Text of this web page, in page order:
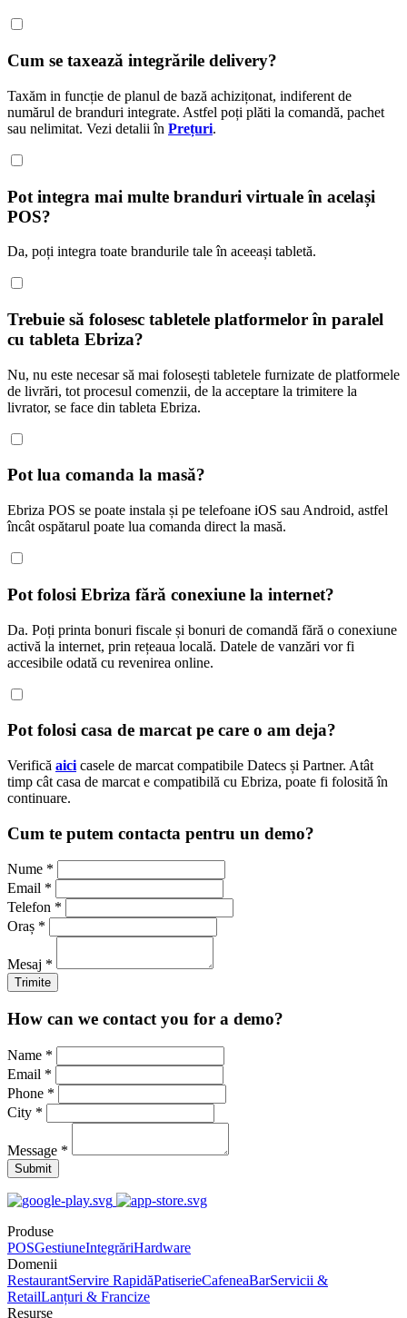
Cum se taxează integrările delivery?
Taxăm in funcție de planul de bază achizițonat, indiferent de
numărul de branduri integrate. Astfel poți plăti la comandă, pachet
sau nelimitat. Vezi detalii în Prețuri.
Pot integra mai multe branduri virtuale în același
POS?
Da, poți integra toate brandurile tale în aceeași tabletă.
Trebuie să folosesc tabletele platformelor în paralel
cu tableta Ebriza?
Nu, nu este necesar să mai folosești tabletele furnizate de platformele
de livrări, tot procesul comenzii, de la acceptare la trimitere la
livrator, se face din tableta Ebriza.
Pot lua comanda la masă?
Ebriza POS se poate instala și pe telefoane iOS sau Android, astfel
încât ospătarul poate lua comanda direct la masă.
Pot folosi Ebriza fără conexiune la internet?
Da. Poți printa bonuri fiscale și bonuri de comandă fără o conexiune
activă la internet, prin rețeaua locală. Datele de vanzări vor fi
accesibile odată cu revenirea online.
Pot folosi casa de marcat pe care o am deja?
Verifică aici casele de marcat compatibile Datecs și Partner. Atât
timp cât casa de marcat e compatibilă cu Ebriza, poate fi folosită în
continuare.
Cum te putem contacta pentru un demo?
Nume *
Email *
Telefon *
Oraș *
Mesaj *
Trimite
How can we contact you for a demo?
Name *
Email *
Phone *
City *
Message *
Submit
Produse
POSGestiuneIntegrăriHardware
Domenii
RestaurantServire RapidăPatiserieCafeneaBarServicii &
RetailLanțuri & Francize
Resurse